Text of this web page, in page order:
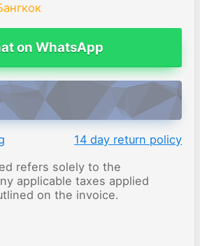
on WhatsApp
TO CART
14 day return policy
refers solely to the
applicable taxes applied
on the invoice.